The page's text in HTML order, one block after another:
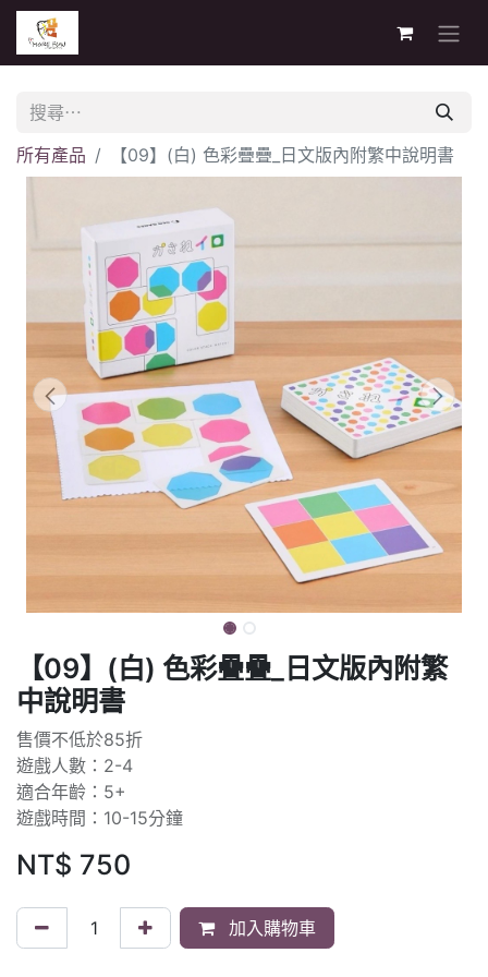
所有產品 【09】(白) 色彩疊疊_日文版內附繁中說明書
【09】(白) 色彩疊疊_日文版內附繁
中說明書
售價不低於85折
遊戲人數：2-4
適合年齡：5+
遊戲時間：10-15分鐘
NT$ 750
加入購物車